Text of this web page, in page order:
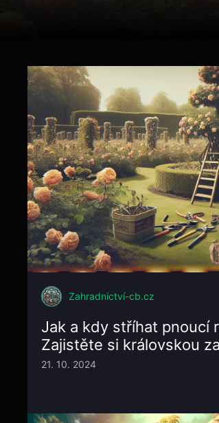
Zahradnictví-cb.cz
Jak a kdy stříhat pnoucí
Zajistěte si královskou
21. 10. 2024